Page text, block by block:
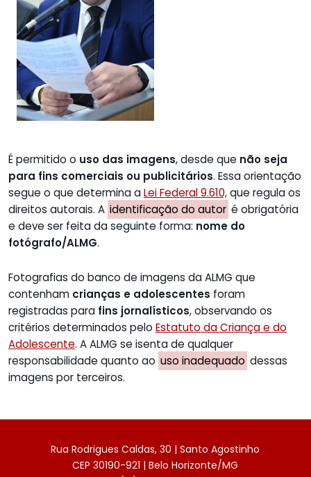
É permitido o uso das imagens, desde que não seja
para fins comerciais ou publicitários. Essa orientação
segue o que determina aLei Federal 9.610,que regula os
direitos autorais. A identificação do autor é obrigatória
e deve ser feita da seguinte forma: nome do
fotógrafo/ALMG.
Fotografias do banco de imagens da ALMG que
contenham crianças e adolescentes foram
registradas para fins jornalísticos, observando os
critérios determinados pelo Estatuto da Criança e do
Adolescente. A ALMG se isenta de qualquer
responsabilidade quanto ao uso inadequado dessas
imagens por terceiros.
Rua Rodrigues Caldas, 30 | Santo Agostinho
CEP 30190-921 | Belo Horizonte/MG